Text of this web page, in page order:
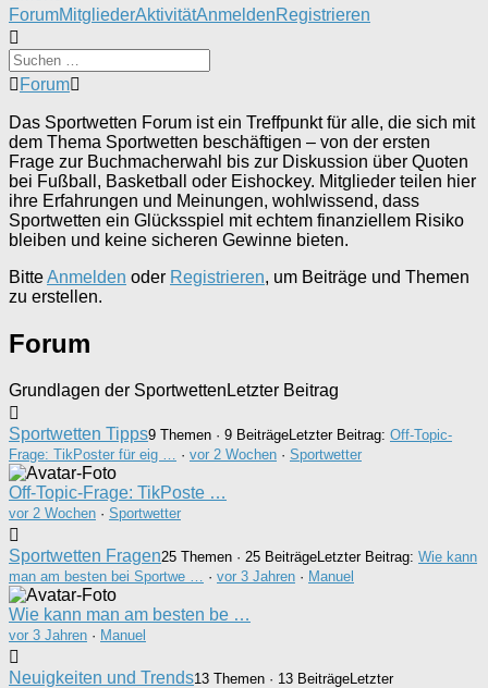
Forum-
Navigation
ForumMitgliederAktivitätAnmeldenRegistrieren
Forum-
-
Du
bist
hier:
Forum
Das Sportwetten Forum ist ein Treffpunkt für alle, die sich mit
dem Thema Sportwetten beschäftigen – von der ersten
Frage zur Buchmacherwahl bis zur Diskussion über Quoten
bei Fußball, Basketball oder Eishockey. Mitglieder teilen hier
ihre Erfahrungen und Meinungen, wohlwissend, dass
Sportwetten ein Glücksspiel mit echtem finanziellem Risiko
bleiben und keine sicheren Gewinne bieten.
BitteAnmelden oder Registrieren, um Beiträge und Themen
zu erstellen.
Forum
Grundlagen der Sportwetten Letzter Beitrag
Sportwetten Tipps9 Themen · 9 BeiträgeLetzter Beitrag: Off-Topic-
Frage: TikPoster für eig …
· vor 2 Wochen · Sportwetter
Off-Topic-Frage: TikPoste …
vor 2 Wochen · Sportwetter
Sportwetten Fragen25 Themen · 25 BeiträgeLetzter Beitrag: Wie kann
man am besten bei Sportwe …
· vor 3 Jahren · Manuel
Wie kann man am besten be …
vor 3 Jahren · Manuel
Neuigkeiten und Trends13 Themen · 13 BeiträgeLetzter